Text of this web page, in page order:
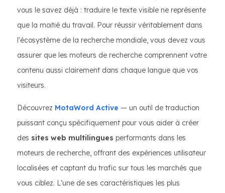
vous le savez déjà : traduire le texte visible ne représente
que la moitié du travail. Pour réussir véritablement dans
l'écosystème de la recherche mondiale, vous devez vous
assurer que les moteurs de recherche comprennent votre
contenu aussi clairement dans chaque langue que vos
visiteurs.
Découvrez MotaWord Active — un outil de traduction
puissant conçu spécifiquement pour vous aider à créer
des sites web multilingues performants dans les
moteurs de recherche, offrant des expériences utilisateur
localisées et captant du trafic sur tous les marchés que
vous ciblez. L'une de ses caractéristiques les plus